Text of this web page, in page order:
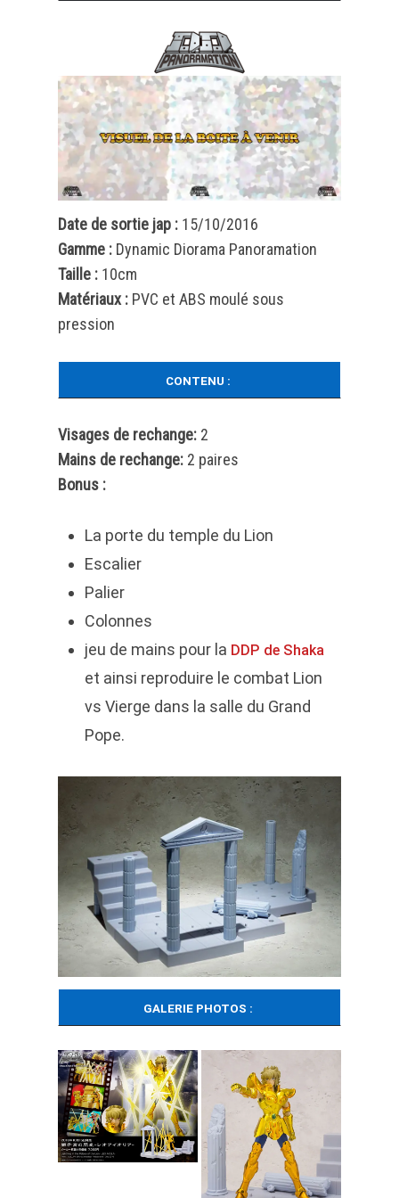
Date de sortie jap :15/10/2016
Gamme : Dynamic Diorama Panoramation
Taille :10cm
Matériaux :PVC et ABS moulé sous
pression
CONTENU :
Visages de rechange:2
Mains de rechange:2 paires
Bonus :
La porte du temple du Lion
Escalier
Palier
Colonnes
jeu de mains pour la DDP de Shaka
et ainsi reproduire le combat Lion
vs Vierge dans la salle du Grand
Pope.
GALERIE PHOTOS :